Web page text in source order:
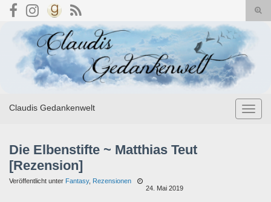
Search for:
Claudis Gedankenwelt
Die Elbenstifte ~ Matthias Teut
[Rezension]
Veröffentlicht unter Fantasy, Rezensionen
24. Mai 2019